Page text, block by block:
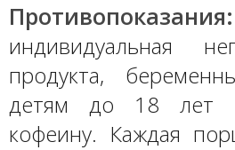
Противопоказания:
индивидуальная
продукта,
детям до 18 лет
кофеину. Каждая